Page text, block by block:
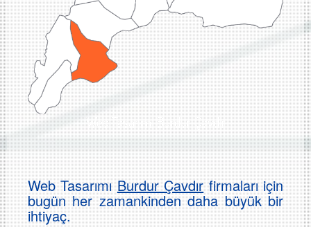
Web Tasarımı Burdur Çavdır
Web TasarımıBurdur Çavdırfirmaları için
bugün her zamankinden daha büyük bir
ihtiyaç.